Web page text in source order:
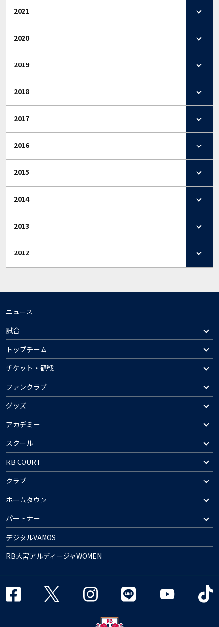
2021
2020
2019
2018
2017
2016
2015
2014
2013
2012
ニュース
試合
トップチーム
チケット・観戦
ファンクラブ
グッズ
アカデミー
スクール
RB COURT
クラブ
ホームタウン
パートナー
デジタルVAMOS
RB大宮アルディージャWOMEN